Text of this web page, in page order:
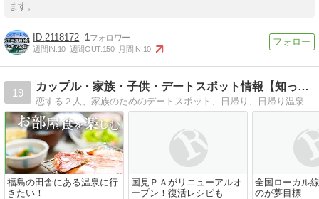
ます。
2118172 1
週間IN:10 週間OUT:150 月間IN:10
19
カップル・家族・子供・デートスポット情報【知って得する情報…
福島の田舎にある温泉に行
きたい！
国見ＰＡがリニューアルオ
ープン！復活レシピも
全国ローカル
のが夢目標